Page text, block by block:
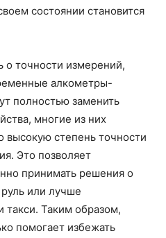
состоянии становится
о точности измерений,
алкометры-
полностью заменить
многие из них
высокую степень точности
Это позволяет
принимать решения о
руль или лучше
такси. Таким образом,
помогает избежать